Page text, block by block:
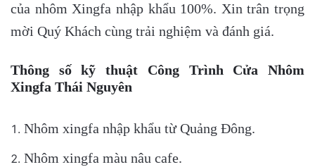
của nhôm Xingfa nhập khẩu 100%. Xin trân trọng
mời Quý Khách cùng trải nghiệm và đánh giá.
Thông số kỹ thuật Công Trình Cửa Nhôm
Xingfa Thái Nguyên
Nhôm xingfa nhập khẩu từ Quảng Đông.
Nhôm xingfa màu nâu cafe.